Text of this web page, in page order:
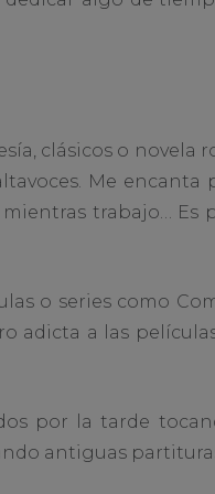
clásicos o
Me
mientras trabajo…
o series como
adicta a las
por la tarde
antiguas